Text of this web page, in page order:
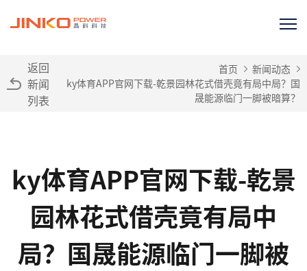
返回
新闻
列表
首页
新闻动态
ky体育APP官网下载-乾景园林花式借壳竟有局中局？国
晟能源临门一脚被暗算？
ky体育APP官网下载-乾景
园林花式借壳竟有局中
局？国晟能源临门一脚被